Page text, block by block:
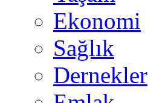
Ekonomi
Sağlık
Dernekler